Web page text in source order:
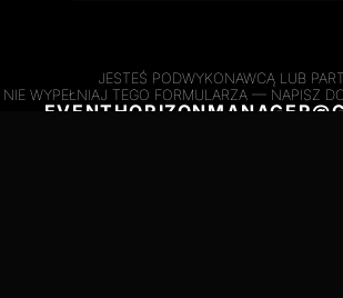
JESTEŚ PODWYKONAWCĄ LUB
NIE WYPEŁNIAJ TEGO FORMULARZA — NAPISZ